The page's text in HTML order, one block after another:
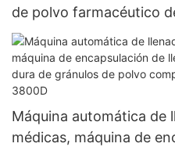
de polvo farmacéutico
2500C
Máquina automática de
médicas, máquina de